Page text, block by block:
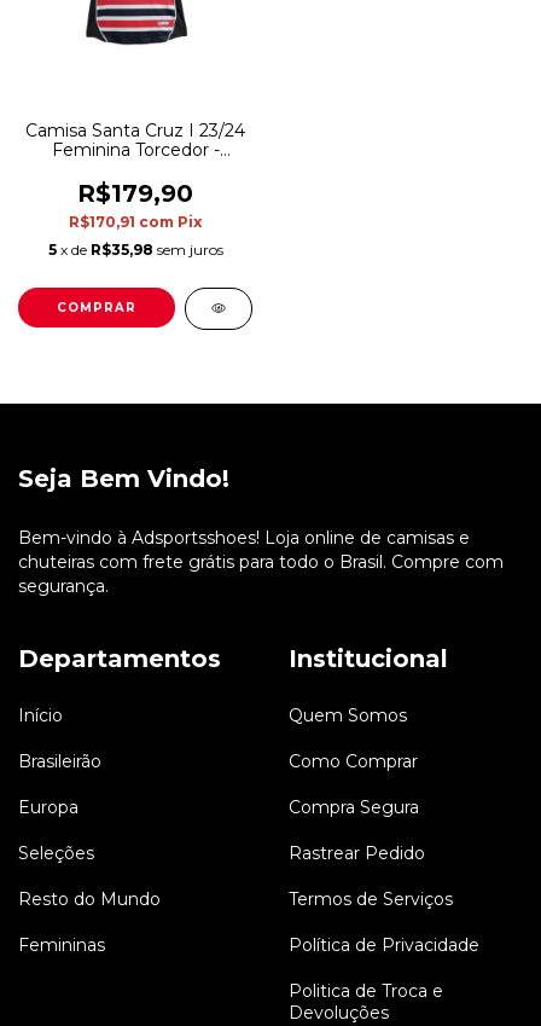
Camisa Santa Cruz I 23/24
Feminina Torcedor -
Vermelho e Branco
R$179,90
R$170,91 com Pix
5 x de R$35,98 sem juros
COMPRAR
Seja Bem Vindo!
Bem-vindo à Adsportsshoes! Loja online de camisas e
chuteiras com frete grátis para todo o Brasil. Compre com
segurança.
Departamentos
Início
Brasileirão
Europa
Seleções
Resto do Mundo
Femininas
Institucional
Quem Somos
Como Comprar
Compra Segura
Rastrear Pedido
Termos de Serviços
Política de Privacidade
Politica de Troca e
Devoluções